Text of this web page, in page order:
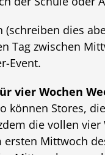
dies
Tag zwischen
Event.
vier Wochen
können Stores,
die vollen
ersten Mittwoch